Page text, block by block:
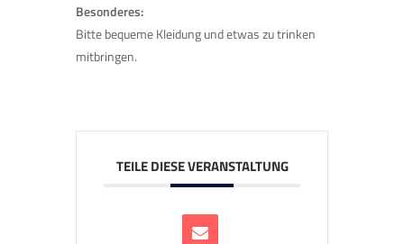
Besonderes:
Bitte bequeme Kleidung und etwas zu trinken
mitbringen.
TEILE DIESE VERANSTALTUNG